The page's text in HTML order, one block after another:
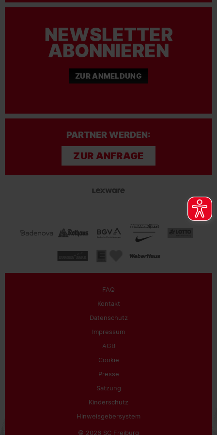
NEWSLETTER
ABONNIEREN
ZUR ANMELDUNG
PARTNER WERDEN:
ZUR ANFRAGE
FAQ
Kontakt
Datenschutz
Impressum
AGB
Cookie
Presse
Satzung
Kinderschutz
Hinweisgebersystem
© 2026 SC Freiburg